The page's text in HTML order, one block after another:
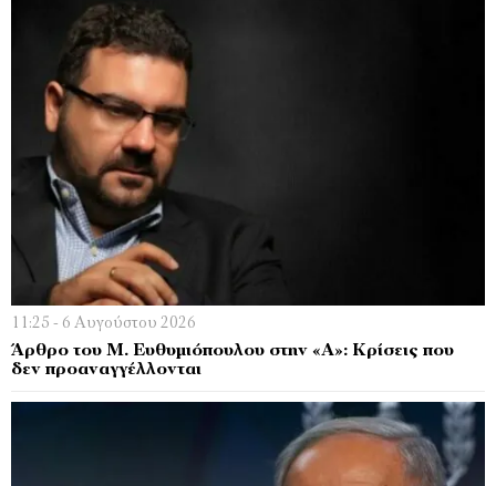
11:25 - 6 Αυγούστου 2026
Άρθρο του Μ. Ευθυμιόπουλου στην «Α»: Κρίσεις που
δεν προαναγγέλλονται